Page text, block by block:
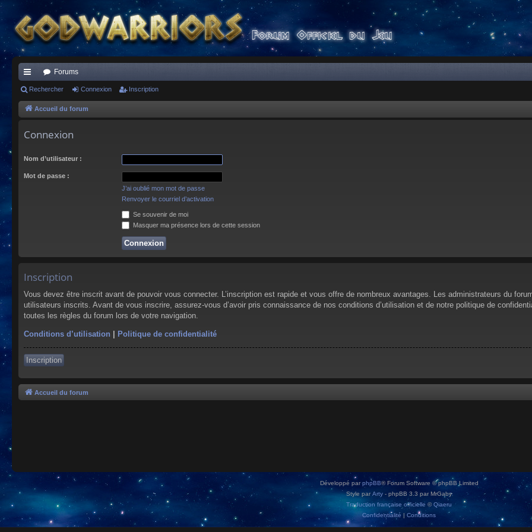
ac
co
s
Forums
Rechercher Connexion Inscription
Accueil du forum
Connexion
Nom d’utilisateur :
Mot de passe :
J’ai oublié mon mot de passe
Renvoyer le courriel d’activation
Se souvenir de moi
Masquer ma présence lors de cette session
Inscription
Vous devez être inscrit avant de pouvoir vous connecter. L’inscription est rapide et vous offre de nombreux avantages. Les administrateurs du
utilisateurs inscrits. Avant de vous inscrire, assurez-vous d’avoir pris connaissance de nos conditions d’utilisation et de notre politique de
toutes les règles du forum lors de votre navigation.
Conditions d’utilisation | Politique de confidentialité
Inscription
Accueil du forum
Développé parphpBB® Forum Software © phpBB Limited
Style par Arty - phpBB 3.3 par MrGaby
Traduction française officielle ©Qiaeru
Confidentialité | Conditions